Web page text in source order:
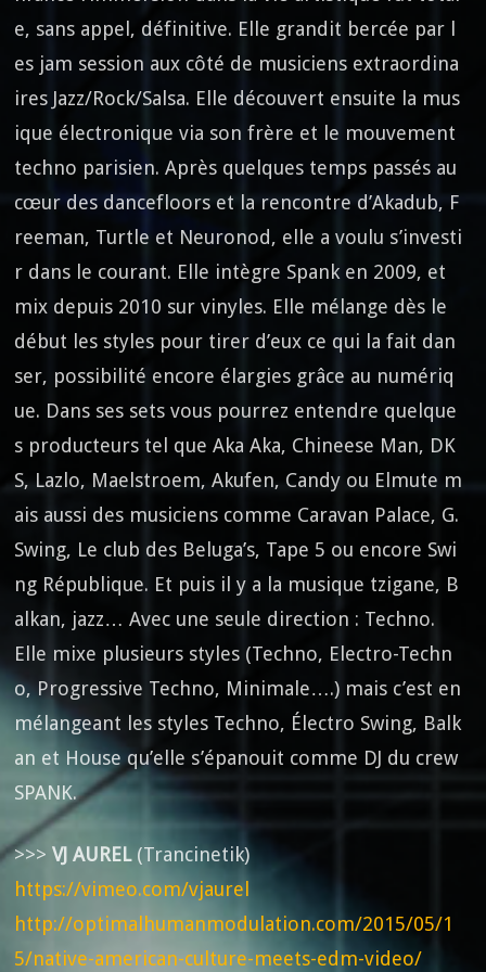
e, sans appel, définitive. Elle grandit bercée par l
es jam session aux côté de musiciens extraordina
ires Jazz/Rock/Salsa. Elle découvert ensuite la mus
ique électronique via son frère et le mouvement
techno parisien. Après quelques temps passés au
cœur des dancefloors et la rencontre d’Akadub, F
reeman, Turtle et Neuronod, elle a voulu s’investi
r dans le courant. Elle intègre Spank en 2009, et
mix depuis 2010 sur vinyles. Elle mélange dès le
début les styles pour tirer d’eux ce qui la fait dan
ser, possibilité encore élargies grâce au numériq
ue. Dans ses sets vous pourrez entendre quelque
s producteurs tel que Aka Aka, Chineese Man, DK
S, Lazlo, Maelstroem, Akufen, Candy ou Elmute m
ais aussi des musiciens comme Caravan Palace, G.
Swing, Le club des Beluga’s, Tape 5 ou encore Swi
ng République. Et puis il y a la musique tzigane, B
alkan, jazz… Avec une seule direction : Techno.
Elle mixe plusieurs styles (Techno, Electro-Techn
o, Progressive Techno, Minimale….) mais c’est en
mélangeant les styles Techno, Électro Swing, Balk
an et House qu’elle s’épanouit comme DJ du crew
SPANK.
>>> VJ AUREL(Trancinetik)
https://vimeo.com/vjaurel
http://optimalhumanmodulation.com/2015/05/1
5/native-american-culture-meets-edm-video/